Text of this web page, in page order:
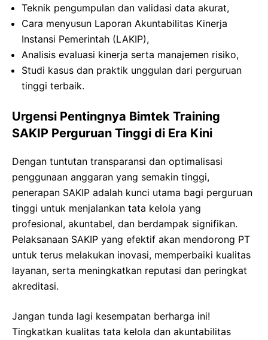
Teknik pengumpulan dan validasi data akurat,
Cara menyusun Laporan Akuntabilitas Kinerja
Instansi Pemerintah (LAKIP),
Analisis evaluasi kinerja serta manajemen risiko,
Studi kasus dan praktik unggulan dari perguruan
tinggi terbaik.
Urgensi Pentingnya Bimtek Training
SAKIP Perguruan Tinggi di Era Kini
Dengan tuntutan transparansi dan optimalisasi
penggunaan anggaran yang semakin tinggi,
penerapan SAKIP adalah kunci utama bagi perguruan
tinggi untuk menjalankan tata kelola yang
profesional, akuntabel, dan berdampak signifikan.
Pelaksanaan SAKIP yang efektif akan mendorong PT
untuk terus melakukan inovasi, memperbaiki kualitas
layanan, serta meningkatkan reputasi dan peringkat
akreditasi.
Jangan tunda lagi kesempatan berharga ini!
Tingkatkan kualitas tata kelola dan akuntabilitas